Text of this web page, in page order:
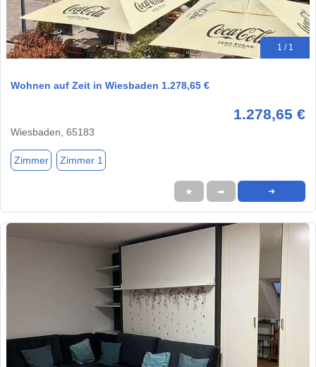
1 / 1
Wohnen auf Zeit in Wiesbaden 1.278,65 €
1.278,65 €
Wiesbaden, 65183
Zimmer Zimmer 1
★ ➦ ➜